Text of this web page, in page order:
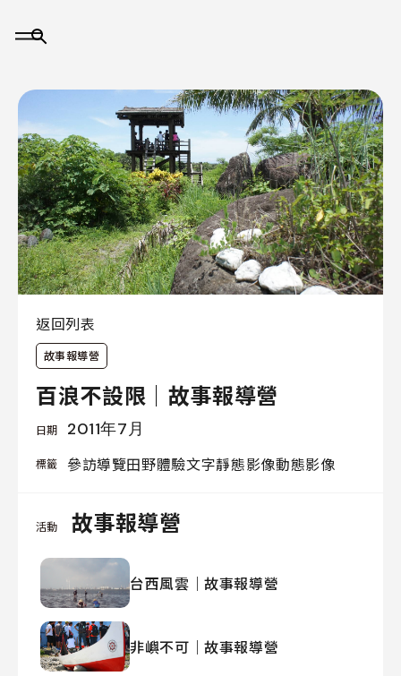
大
事
記
返回列表
故事報導營
百浪不設限｜故事報導營
日期 2011年7月
標籤 參訪導覽田野體驗文字靜態影像動態影像
活動 故事報導營
台西風雲｜故事報導營
非嶼不可｜故事報導營